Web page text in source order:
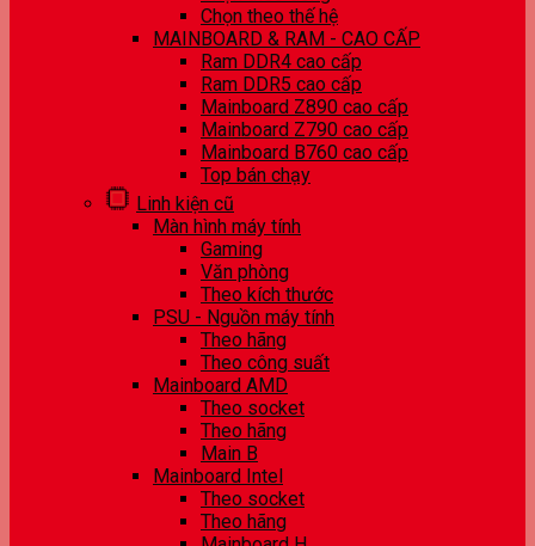
Chọn theo thế hệ
MAINBOARD & RAM - CAO CẤP
Ram DDR4 cao cấp
Ram DDR5 cao cấp
Mainboard Z890 cao cấp
Mainboard Z790 cao cấp
Mainboard B760 cao cấp
Top bán chạy
Linh kiện cũ
Màn hình máy tính
Gaming
Văn phòng
Theo kích thước
PSU - Nguồn máy tính
Theo hãng
Theo công suất
Mainboard AMD
Theo socket
Theo hãng
Main B
Mainboard Intel
Theo socket
Theo hãng